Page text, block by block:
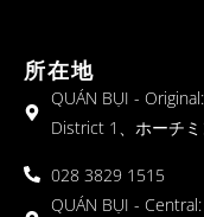
所在地
QUÁN BỤI -
District 1、ホーチ
028 3829 1515
QUÁN BỤI -